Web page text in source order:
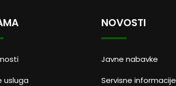
usluga
NOVOSTI
Javne nabavke
Servisne informacije